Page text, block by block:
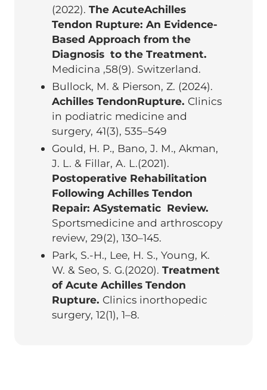
(2022). The AcuteAchilles
Tendon Rupture: An Evidence-
Based Approach from the
Diagnosis to the Treatment.
Medicina ,58(9). Switzerland.
Bullock, M. & Pierson, Z. (2024).
Achilles TendonRupture. Clinics
in podiatric medicine and
surgery, 41(3), 535–549
Gould, H. P., Bano, J. M., Akman,
J. L. & Fillar, A. L.(2021).
Postoperative Rehabilitation
Following Achilles Tendon
Repair: ASystematic Review.
Sportsmedicine and arthroscopy
review, 29(2), 130–145.
Park, S.-H., Lee, H. S., Young, K.
W. & Seo, S. G.(2020). Treatment
of Acute Achilles Tendon
Rupture. Clinics inorthopedic
surgery, 12(1), 1–8.